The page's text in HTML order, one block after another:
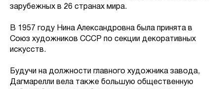
зарубежных в 26 странах мира.
В 1957 году Нина Александровна была принята в
Союз художников СССР по секции декоративных
искусств.
Будучи на должности главного художника завода,
Дагмарелли вела также большую общественную